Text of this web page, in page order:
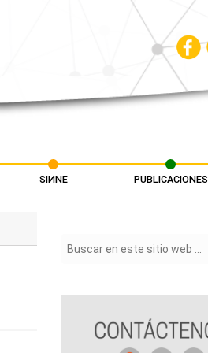
SIИNE PUBLICACIONES
Formulario de búsqueda